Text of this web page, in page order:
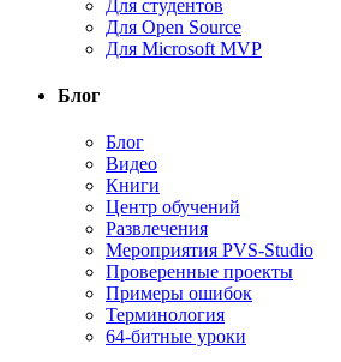
Для студентов
Для Open Source
Для Microsoft MVP
Блог
Блог
Видео
Книги
Центр обучений
Развлечения
Мероприятия PVS-Studio
Проверенные проекты
Примеры ошибок
Терминология
64-битные уроки